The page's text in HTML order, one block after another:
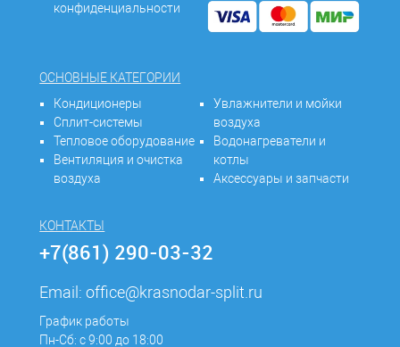
конфиденциальности
ОСНОВНЫЕ КАТЕГОРИИ
Кондиционеры
Сплит-системы
Тепловое оборудование
Вентиляция и очистка
воздуха
Увлажнители и мойки
воздуха
Водонагреватели и
котлы
Аксессуары и запчасти
КОНТАКТЫ
+7(861) 290-03-32
Email:office@krasnodar-split.ru
График работы
Пн-Сб: с 9:00 до 18:00